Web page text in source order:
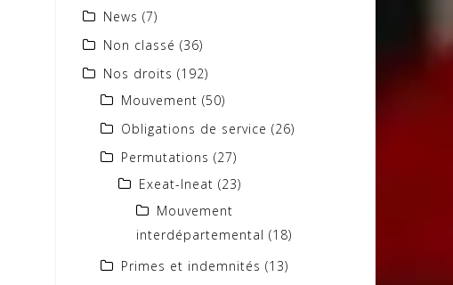
News (7)
Non classé (36)
Nos droits (192)
Mouvement (50)
Obligations de service (26)
Permutations (27)
Exeat-Ineat (23)
Mouvement
interdépartemental (18)
Primes et indemnités (13)